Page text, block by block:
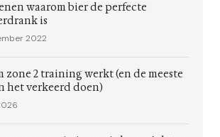
waarom bier de perfecte
is
2022
zone 2 training werkt (en de meeste
het verkeerd doen)